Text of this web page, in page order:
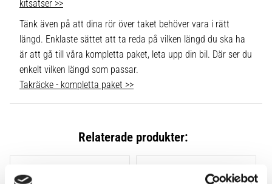
kitsatser >>
Tänk även på att dina rör över taket behöver vara i rätt
längd. Enklaste sättet att ta reda på vilken längd du ska ha
är att gå till våra kompletta paket, leta upp din bil. Där ser du
enkelt vilken längd som passar.
Takräcke - kompletta paket >>
Relaterade produkter:
Lägg